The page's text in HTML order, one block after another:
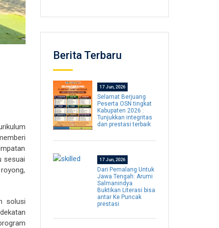
sesuai
solusi
Berita Terbaru
17 Jun, 2026
Selamat Berjuang
Peserta OSN tingkat
Kabupaten 2026 :
Tunjukkan integritas
dan prestasi terbaik
17 Jun, 2026
Dari Pemalang Untuk
Jawa Tengah: Arumi
Salmanindya
Buktikan Literasi bisa
antar Ke Puncak
prestasi